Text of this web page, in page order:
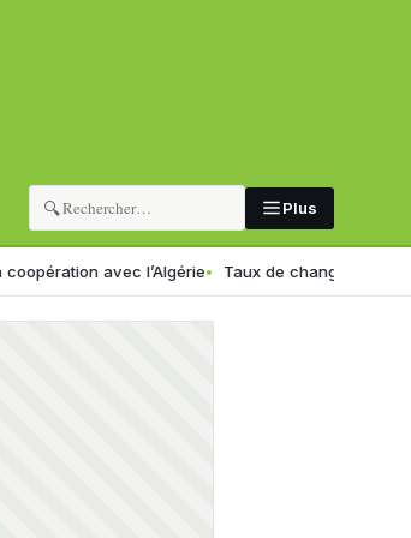
🔍 Plus
avec l’Algérie Taux de change en Algérie :